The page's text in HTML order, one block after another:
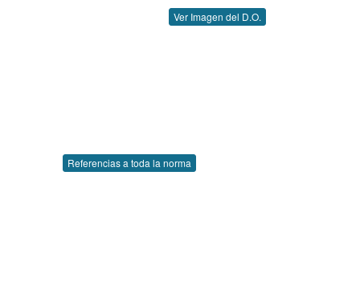
Ver Imagen del D.O.
Referencias a toda la norma